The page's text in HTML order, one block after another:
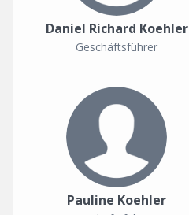
Daniel Richard Koehler
Geschäftsführer
Pauline Koehler